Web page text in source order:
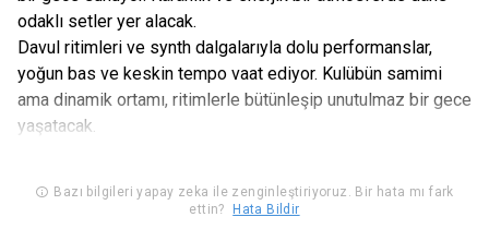
odaklı setler yer alacak.
Davul ritimleri ve synth dalgalarıyla dolu performanslar,
yoğun bas ve keskin tempo vaat ediyor. Kulübün samimi
ama dinamik ortamı, ritimlerle bütünleşip unutulmaz bir gece
yaşatacak.
Bazı bilgileri yapay zeka ile zenginleştiriyoruz. Bir hata mı fark
ettin?
Hata Bildir